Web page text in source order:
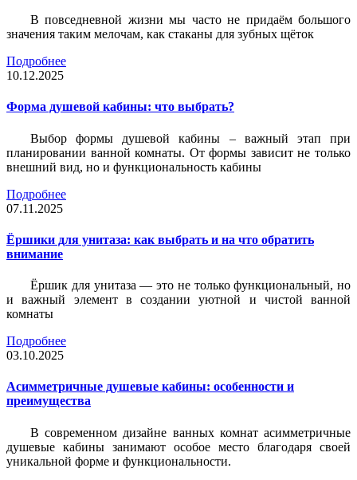
В повседневной жизни мы часто не придаём большого
значения таким мелочам, как стаканы для зубных щёток
Подробнее
10.12.2025
Форма душевой кабины: что выбрать?
Выбор формы душевой кабины – важный этап при
планировании ванной комнаты. От формы зависит не только
внешний вид, но и функциональность кабины
Подробнее
07.11.2025
Ёршики для унитаза: как выбрать и на что обратить
внимание
Ёршик для унитаза — это не только функциональный, но
и важный элемент в создании уютной и чистой ванной
комнаты
Подробнее
03.10.2025
Асимметричные душевые кабины: особенности и
преимущества
В современном дизайне ванных комнат асимметричные
душевые кабины занимают особое место благодаря своей
уникальной форме и функциональности.